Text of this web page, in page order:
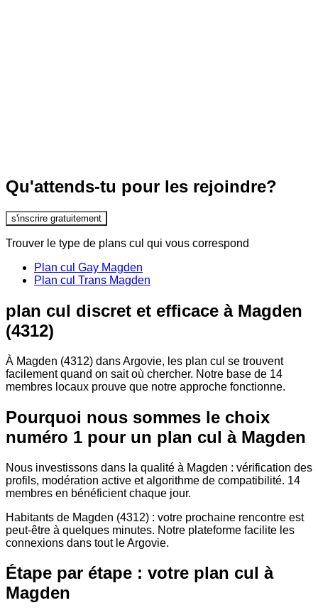
Qu'attends-tu pour les rejoindre?
s'inscrire gratuitement
Trouver le type de plans cul qui vous correspond
Plan cul Gay Magden
Plan cul Trans Magden
plan cul discret et efficace à Magden
(4312)
À Magden (4312) dans Argovie, les plan cul se trouvent
facilement quand on sait où chercher. Notre base de 14
membres locaux prouve que notre approche fonctionne.
Pourquoi nous sommes le choix
numéro 1 pour un plan cul à Magden
Nous investissons dans la qualité à Magden : vérification des
profils, modération active et algorithme de compatibilité. 14
membres en bénéficient chaque jour.
Habitants de Magden (4312) : votre prochaine rencontre est
peut-être à quelques minutes. Notre plateforme facilite les
connexions dans tout le Argovie.
Étape par étape : votre plan cul à
Magden